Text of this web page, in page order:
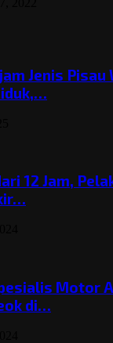
Jenis Pisau
12 Jam,
Motor
di…